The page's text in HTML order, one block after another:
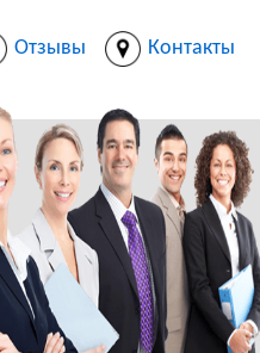
Отзывы Контакты